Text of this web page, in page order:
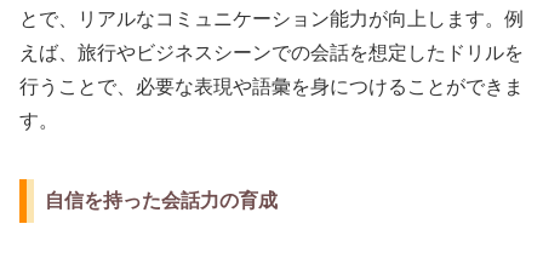
とで、リアルなコミュニケーション能力が向上します。例
えば、旅行やビジネスシーンでの会話を想定したドリルを
行うことで、必要な表現や語彙を身につけることができま
す。
自信を持った会話力の育成